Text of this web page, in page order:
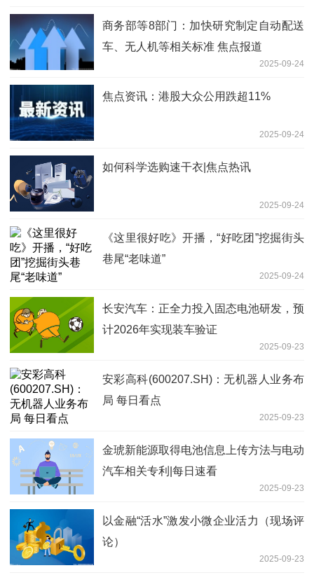
商务部等8部门：加快研究制定自动配送
车、无人机等相关标准 焦点报道
2025-09-24
焦点资讯：港股大众公用跌超11%
2025-09-24
如何科学选购速干衣|焦点热讯
2025-09-24
《这里很好吃》开播，“好吃团”挖掘街头
巷尾“老味道”
2025-09-24
长安汽车：正全力投入固态电池研发，预
计2026年实现装车验证
2025-09-23
安彩高科(600207.SH)：无机器人业务布
局 每日看点
2025-09-23
金琥新能源取得电池信息上传方法与电动
汽车相关专利|每日速看
2025-09-23
以金融“活水”激发小微企业活力（现场评
论）
2025-09-23